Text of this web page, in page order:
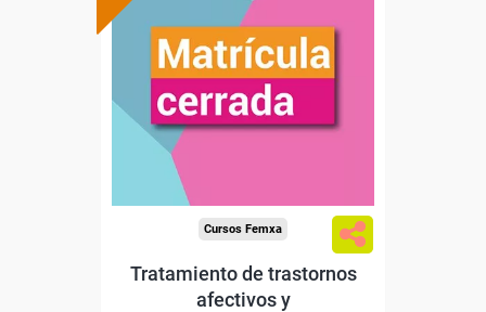
Cursos Femxa
Tratamiento de trastornos
afectivos y